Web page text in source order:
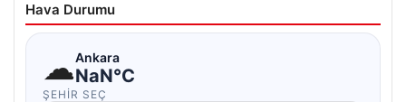
Hava Durumu
☁Ankara
NaN°C
ŞEHIR SEÇ